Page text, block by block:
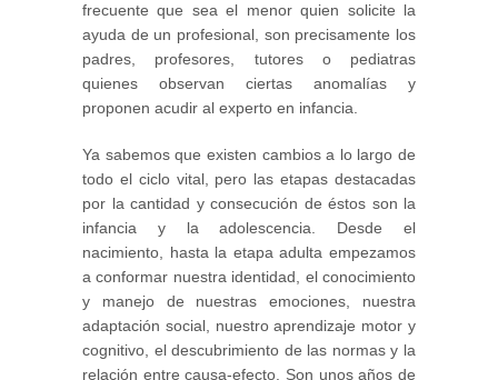
frecuente que sea el menor quien solicite la
ayuda de un profesional, son precisamente los
padres, profesores, tutores o pediatras
quienes observan ciertas anomalías y
proponen acudir al experto en infancia.
Ya sabemos que existen cambios a lo largo de
todo el ciclo vital, pero las etapas destacadas
por la cantidad y consecución de éstos son la
infancia y la adolescencia. Desde el
nacimiento, hasta la etapa adulta empezamos
a conformar nuestra identidad, el conocimiento
y manejo de nuestras emociones, nuestra
adaptación social, nuestro aprendizaje motor y
cognitivo, el descubrimiento de las normas y la
relación entre causa-efecto. Son unos años de